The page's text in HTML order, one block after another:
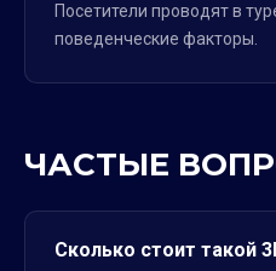
Посетители проводят в
поведенческие факторы.
ЧАСТЫЕ
Сколько стоит такой